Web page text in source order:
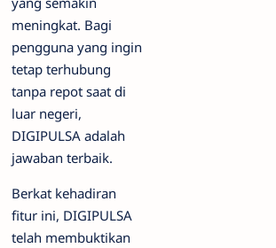
meningkat. Bagi
pengguna yang ingin
tetap terhubung
tanpa repot saat di
luar negeri,
DIGIPULSA adalah
jawaban terbaik.
Berkat kehadiran
fitur ini, DIGIPULSA
telah membuktikan